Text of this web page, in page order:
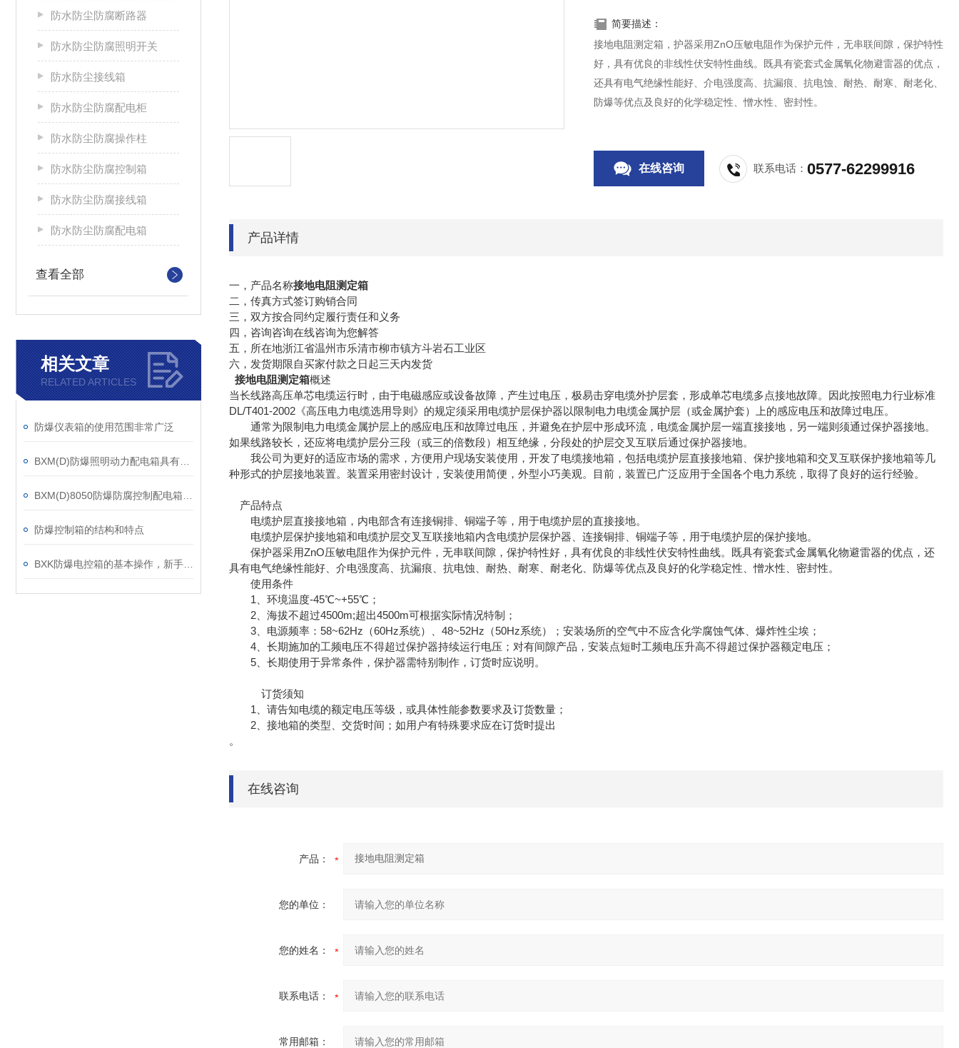
防水防尘防腐断路器
防水防尘防腐照明开关
防水防尘接线箱
防水防尘防腐配电柜
防水防尘防腐操作柱
防水防尘防腐控制箱
防水防尘防腐接线箱
防水防尘防腐配电箱
查看全部
相关文章
RELATED ARTICLES
防爆仪表箱的使用范围非常广泛
防爆控制箱的结构和特点
简要描述：
接地电阻测定箱，护器采用ZnO压敏电阻作为保护元件，无串联间隙，保护特性
好，具有优良的非线性伏安特性曲线。既具有瓷套式金属氧化物避雷器的优点，
还具有电气绝缘性能好、介电强度高、抗漏痕、抗电蚀、耐热、耐寒、耐老化、
防爆等优点及良好的化学稳定性、憎水性、密封性。
在线咨询 联系电话：0577-62299916
产品详情
一，产品名称接地电阻测定箱
二，传真方式签订购销合同
三，双方按合同约定履行责任和义务
四，咨询咨询在线咨询为您解答
五，所在地浙江省温州市乐清市柳市镇方斗岩石工业区
六，发货期限自买家付款之日起三天内发货
接地电阻测定箱概述
当长线路高压单芯电缆运行时，由于电磁感应或设备故障，产生过电压，极易击穿电缆外护层套，形成单芯电缆多点接地故障。因此按照电力行业标准
DL/T401-2002《高压电力电缆选用导则》的规定须采用电缆护层保护器以限制电力电缆金属护层（或金属护套）上的感应电压和故障过电压。
通常为限制电力电缆金属护层上的感应电压和故障过电压，并避免在护层中形成环流，电缆金属护层一端直接接地，另一端则须通过保护器接地。
如果线路较长，还应将电缆护层分三段（或三的倍数段）相互绝缘，分段处的护层交叉互联后通过保护器接地。
我公司为更好的适应市场的需求，方便用户现场安装使用，开发了电缆接地箱，包括电缆护层直接接地箱、保护接地箱和交叉互联保护接地箱等几
种形式的护层接地装置。装置采用密封设计，安装使用简便，外型小巧美观。目前，装置已广泛应用于全国各个电力系统，取得了良好的运行经验。
产品特点
电缆护层直接接地箱，内电部含有连接铜排、铜端子等，用于电缆护层的直接接地。
电缆护层保护接地箱和电缆护层交叉互联接地箱内含电缆护层保护器、连接铜排、铜端子等，用于电缆护层的保护接地。
保护器采用ZnO压敏电阻作为保护元件，无串联间隙，保护特性好，具有优良的非线性伏安特性曲线。既具有瓷套式金属氧化物避雷器的优点，还
具有电气绝缘性能好、介电强度高、抗漏痕、抗电蚀、耐热、耐寒、耐老化、防爆等优点及良好的化学稳定性、憎水性、密封性。
使用条件
1、环境温度-45℃~+55℃；
2、海拔不超过4500m;超出4500m可根据实际情况特制；
3、电源频率：58~62Hz（60Hz系统）、48~52Hz（50Hz系统）；安装场所的空气中不应含化学腐蚀气体、爆炸性尘埃；
4、长期施加的工频电压不得超过保护器持续运行电压；对有间隙产品，安装点短时工频电压升高不得超过保护器额定电压；
5、长期使用于异常条件，保护器需特别制作，订货时应说明。
订货须知
1、请告知电缆的额定电压等级，或具体性能参数要求及订货数量；
2、接地箱的类型、交货时间；如用户有特殊要求应在订货时提出
。
在线咨询
产品：
您的单位：
您的姓名：
联系电话：
常用邮箱：